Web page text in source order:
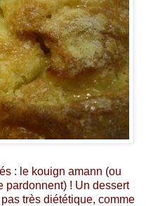
: le kouign amann (ou
pardonnent) ! Un dessert
très diététique, comme